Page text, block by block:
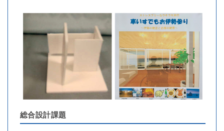
総合設計課題